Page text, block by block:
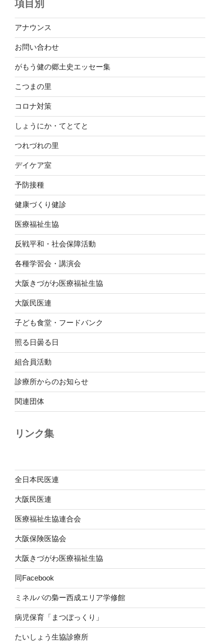
項目別
アナウンス
お問い合わせ
がもう健の郷土史エッセー集
こつまの里
コロナ対策
しょうにか・てとてと
つれづれの里
デイケア室
予防接種
健康づくり健診
医療福祉生協
反戦平和・社会保障活動
各種学習会・講演会
大阪きづがわ医療福祉生協
大阪民医連
子ども食堂・フードバンク
照る日曇る日
組合員活動
診療所からのお知らせ
関連団体
リンク集
全日本民医連
大阪民医連
医療福祉生協連合会
大阪保険医協会
大阪きづがわ医療福祉生協
同Facebook
ミネルバの梟ー西成エリア学修館
病児保育「まつぼっくり」
たいしょう生協診療所